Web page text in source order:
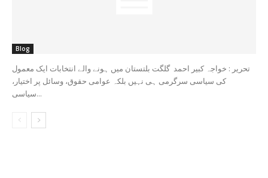
Blog
تحریر : خواجہ کبیر احمد گلگت بلتستان میں ہونے والے انتخابات ایک معمول
کی سیاسی سرگرمی ہی نہیں بلکہ عوامی حقوق، وسائل پر اختیار،
سیاسی...